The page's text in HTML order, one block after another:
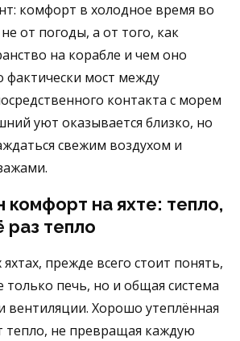
комфорт в холодное время во
от погоды, а от того, как
на корабле и чем оно
фактически мост между
контакта с морем
уют оказывается близко, но
свежим воздухом и
комфорт на яхте: тепло,
раз тепло
прежде всего стоит понять,
только печь, но и общая система
вентиляции. Хорошо утеплённая
тепло, не превращая каждую